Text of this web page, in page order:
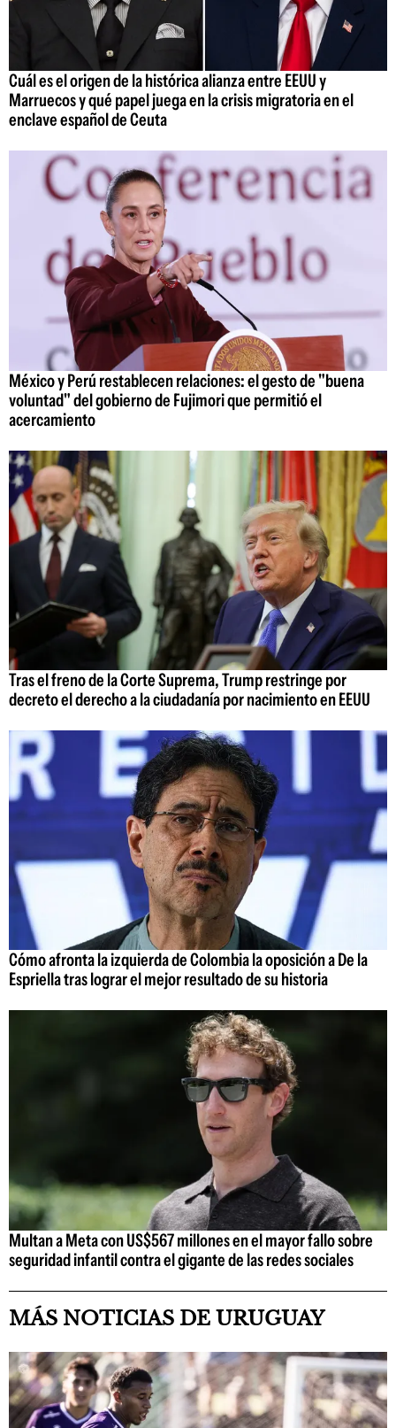
Cuál es el origen de la histórica alianza entre EEUU y
Marruecos y qué papel juega en la crisis migratoria en el
enclave español de Ceuta
México y Perú restablecen relaciones: el gesto de "buena
voluntad" del gobierno de Fujimori que permitió el
acercamiento
Tras el freno de la Corte Suprema, Trump restringe por
decreto el derecho a la ciudadanía por nacimiento en EEUU
Cómo afronta la izquierda de Colombia la oposición a De la
Espriella tras lograr el mejor resultado de su historia
Multan a Meta con US$567 millones en el mayor fallo sobre
seguridad infantil contra el gigante de las redes sociales
MÁS NOTICIAS DE URUGUAY